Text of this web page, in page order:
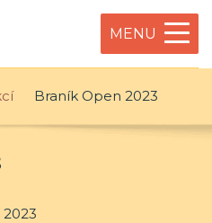
MENU
Braník Open 2023
2023